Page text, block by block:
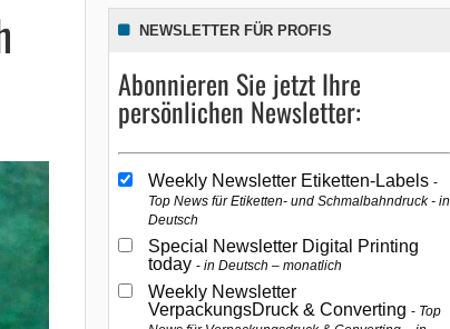
NEWSLETTER FÜR PROFIS
Abonnieren Sie jetzt Ihre
persönlichen Newsletter:
Weekly Newsletter Etiketten-Labels
Top News für Etiketten- und Schmalbahndruck - in
Deutsch
Special Newsletter Digital Printing
today in Deutsch – monatlich
Weekly Newsletter
VerpackungsDruck & Converting Top